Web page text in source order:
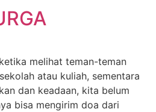
melihat teman-teman
atau kuliah, sementara
dan keadaan, kita belum
bisa mengirim doa dari